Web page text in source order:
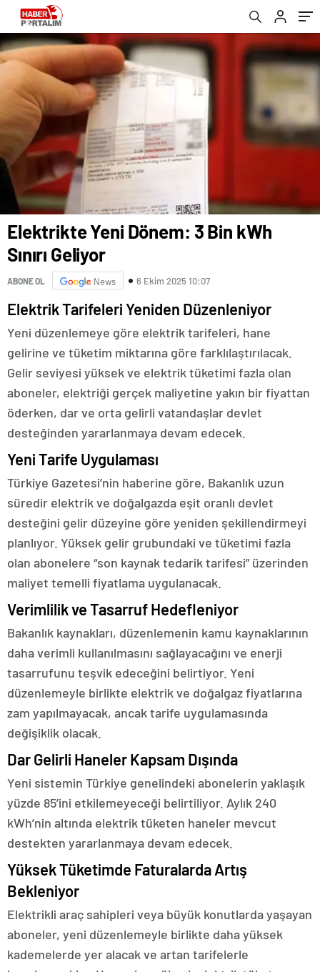
Elektrikte Yeni Dönem: 3 Bin kWh
Sınırı Geliyor
ABONE OL News 6 Ekim 2025 10:07
Elektrik Tarifeleri Yeniden Düzenleniyor
Yeni düzenlemeye göre elektrik tarifeleri, hane
gelirine ve tüketim miktarına göre farklılaştırılacak.
Gelir seviyesi yüksek ve elektrik tüketimi fazla olan
aboneler, elektriği gerçek maliyetine yakın bir fiyattan
öderken, dar ve orta gelirli vatandaşlar devlet
desteğinden yararlanmaya devam edecek.
Yeni Tarife Uygulaması
Türkiye Gazetesi’nin haberine göre, Bakanlık uzun
süredir elektrik ve doğalgazda eşit oranlı devlet
desteğini gelir düzeyine göre yeniden şekillendirmeyi
planlıyor. Yüksek gelir grubundaki ve tüketimi fazla
olan abonelere “son kaynak tedarik tarifesi” üzerinden
maliyet temelli fiyatlama uygulanacak.
Verimlilik ve Tasarruf Hedefleniyor
Bakanlık kaynakları, düzenlemenin kamu kaynaklarının
daha verimli kullanılmasını sağlayacağını ve enerji
tasarrufunu teşvik edeceğini belirtiyor. Yeni
düzenlemeyle birlikte elektrik ve doğalgaz fiyatlarına
zam yapılmayacak, ancak tarife uygulamasında
değişiklik olacak.
Dar Gelirli Haneler Kapsam Dışında
Yeni sistemin Türkiye genelindeki abonelerin yaklaşık
yüzde 85’ini etkilemeyeceği belirtiliyor. Aylık 240
kWh’nin altında elektrik tüketen haneler mevcut
destekten yararlanmaya devam edecek.
Yüksek Tüketimde Faturalarda Artış
Bekleniyor
Elektrikli araç sahipleri veya büyük konutlarda yaşayan
aboneler, yeni düzenlemeyle birlikte daha yüksek
kademelerde yer alacak ve artan tarifelerle